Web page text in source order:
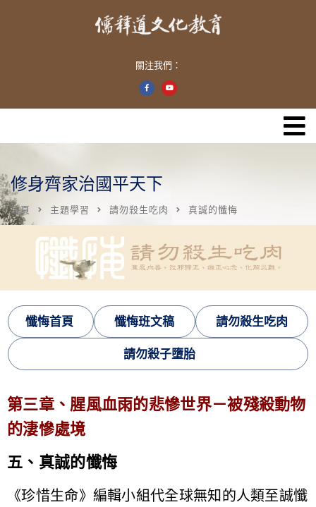
關注我們：
修身齊家治國平天下
首頁 主題學習 請勿殺生吃肉 真誠的懺悔
懺悔首頁 懺悔班文稿 請勿殺生吃肉
請勿殺子墮胎
第三章、腥風血雨的悲慘世界－被殘殺動物
的淒慘處境
五、真誠的懺悔
《珍惜生命》編輯小組代全球無知的人類至誠懺